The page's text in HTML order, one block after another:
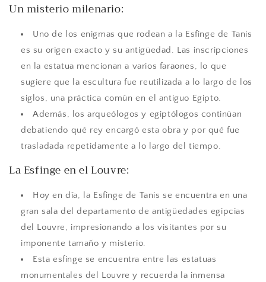
Un misterio milenario:
Uno de los enigmas que rodean a la Esfinge de Tanis
es su origen exacto y su antigüedad. Las inscripciones
en la estatua mencionan a varios faraones, lo que
sugiere que la escultura fue reutilizada a lo largo de los
siglos, una práctica común en el antiguo Egipto.
Además, los arqueólogos y egiptólogos continúan
debatiendo qué rey encargó esta obra y por qué fue
trasladada repetidamente a lo largo del tiempo.
La Esfinge en el Louvre:
Hoy en día, la Esfinge de Tanis se encuentra en una
gran sala del departamento de antigüedades egipcias
del Louvre, impresionando a los visitantes por su
imponente tamaño y misterio.
Esta esfinge se encuentra entre las estatuas
monumentales del Louvre y recuerda la inmensa